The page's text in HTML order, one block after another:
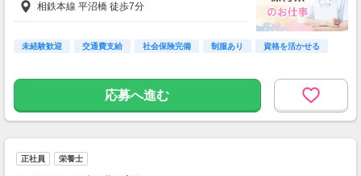
相鉄本線 平沼橋 徒歩7分
未経験歓迎 交通費支給 社会保険完備 制服あり 資格を活かせる
応募へ進む
正社員 栄養士